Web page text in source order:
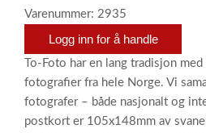
Varenummer: 2935
Logg inn for å handle
To-Foto har en lang tradisjon
fotografier fra hele Norge. Vi
fotografer – både nasjonalt og
postkort er 105x148mm av